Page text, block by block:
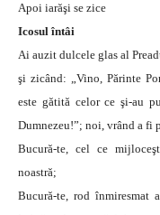
Apoi iarăşi se zice
Icosul întâi
Ai auzit dulcele glas al
şi zicând: „Vino, Părinte
este gătită celor ce şi-au
Dumnezeu!”; noi, vrând a fi
Bucură-te, cel ce
noastră;
Bucură-te, rod înmiresmat